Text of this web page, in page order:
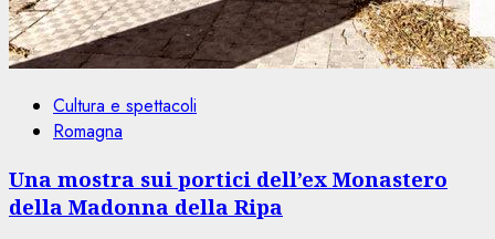
Cultura e spettacoli
Romagna
Una mostra sui portici dell’ex Monastero
della Madonna della Ripa